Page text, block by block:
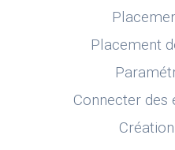
Placement
Connecter des